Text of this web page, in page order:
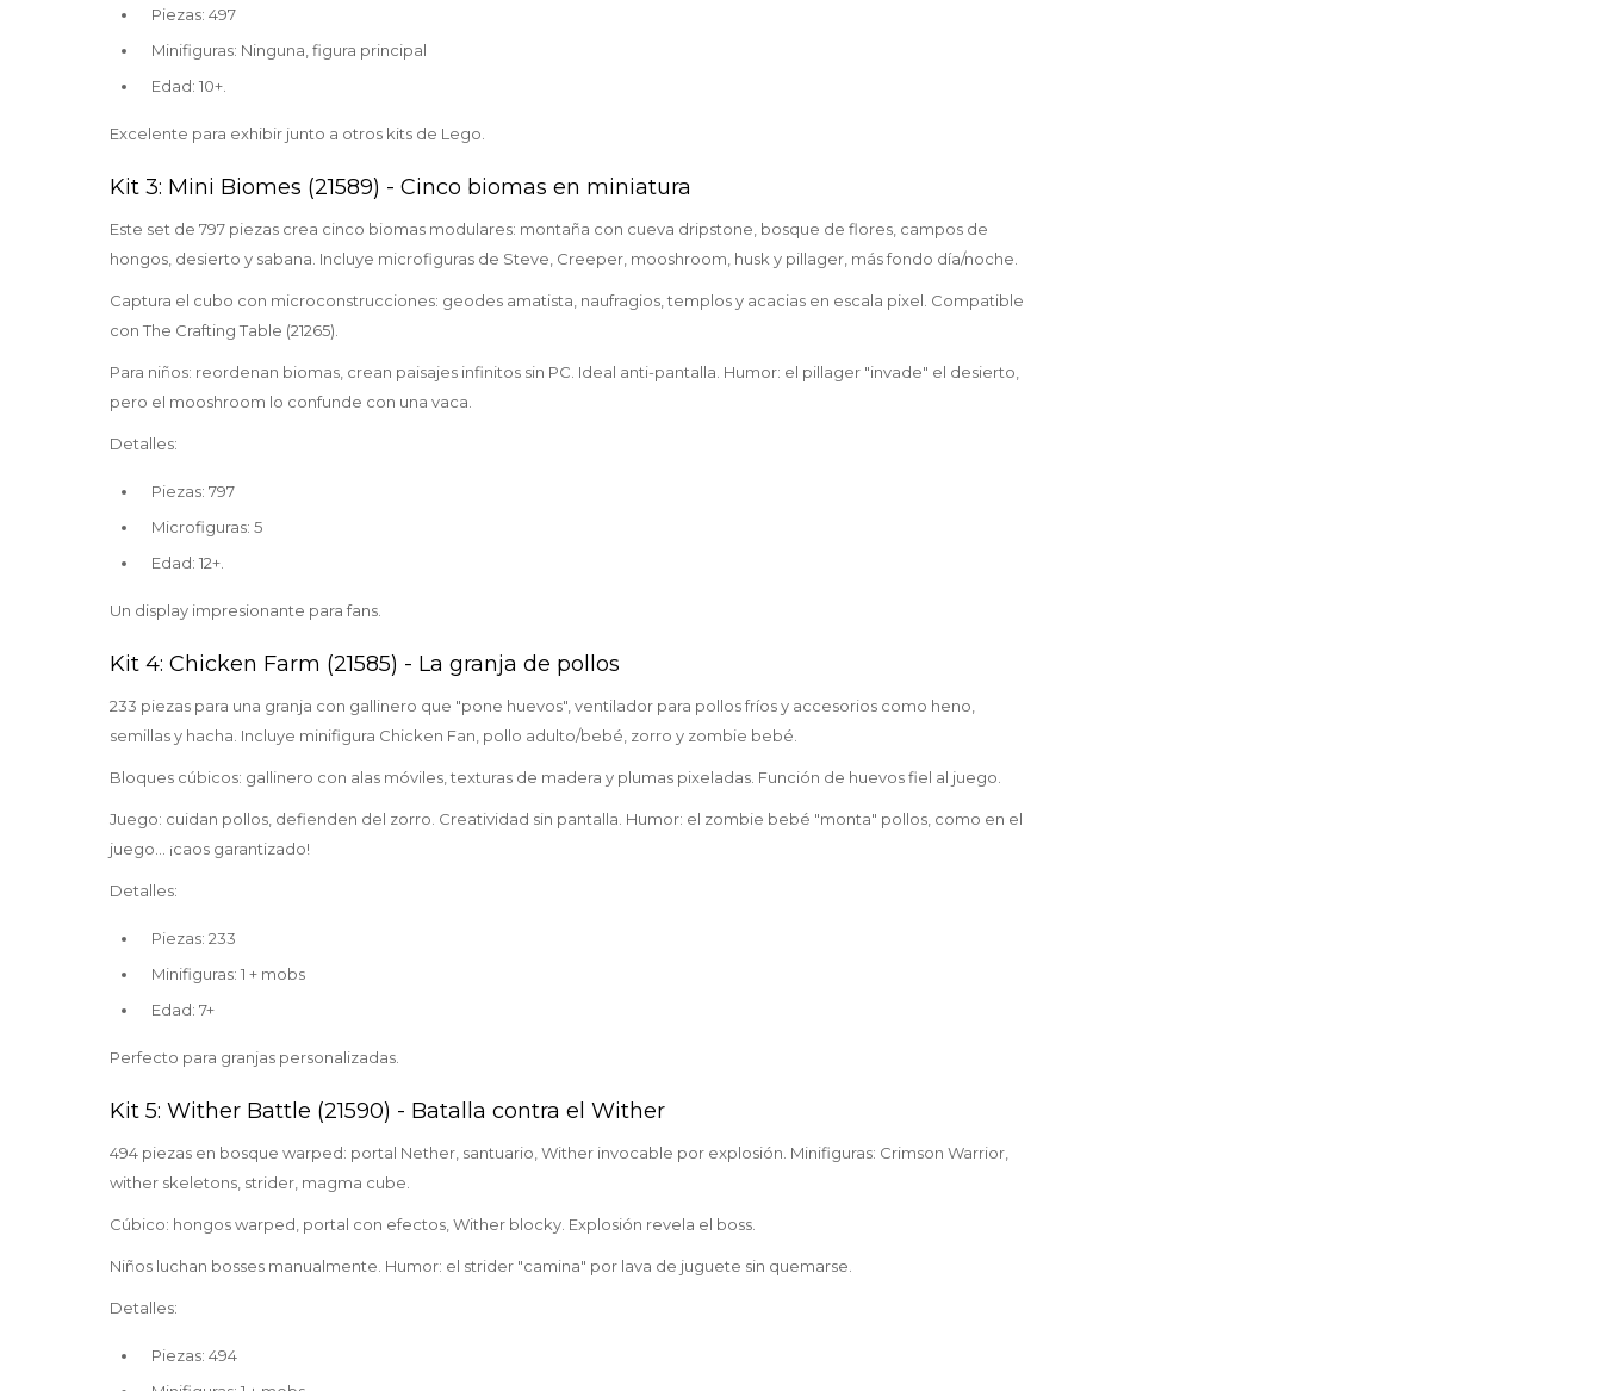
Piezas: 497
Minifiguras: Ninguna, figura principal
Edad: 10+.
Excelente para exhibir junto a otros kits de Lego.
Kit 3: Mini Biomes (21589) - Cinco biomas en miniatura
Este set de 797 piezas crea cinco biomas modulares: montaña con cueva dripstone, bosque de flores, campos de
hongos, desierto y sabana. Incluye microfiguras de Steve, Creeper, mooshroom, husk y pillager, más fondo día/noche.
Captura el cubo con microconstrucciones: geodes amatista, naufragios, templos y acacias en escala pixel. Compatible
con The Crafting Table (21265).
Para niños: reordenan biomas, crean paisajes infinitos sin PC. Ideal anti-pantalla. Humor: el pillager "invade" el desierto,
pero el mooshroom lo confunde con una vaca.
Detalles:
Piezas: 797
Microfiguras: 5
Edad: 12+.
Un display impresionante para fans.
Kit 4: Chicken Farm (21585) - La granja de pollos
233 piezas para una granja con gallinero que "pone huevos", ventilador para pollos fríos y accesorios como heno,
semillas y hacha. Incluye minifigura Chicken Fan, pollo adulto/bebé, zorro y zombie bebé.
Bloques cúbicos: gallinero con alas móviles, texturas de madera y plumas pixeladas. Función de huevos fiel al juego.
Juego: cuidan pollos, defienden del zorro. Creatividad sin pantalla. Humor: el zombie bebé "monta" pollos, como en el
juego... ¡caos garantizado!
Detalles:
Piezas: 233
Minifiguras: 1 + mobs
Edad: 7+
Perfecto para granjas personalizadas.
Kit 5: Wither Battle (21590) - Batalla contra el Wither
494 piezas en bosque warped: portal Nether, santuario, Wither invocable por explosión. Minifiguras: Crimson Warrior,
wither skeletons, strider, magma cube.
Cúbico: hongos warped, portal con efectos, Wither blocky. Explosión revela el boss.
Niños luchan bosses manualmente. Humor: el strider "camina" por lava de juguete sin quemarse.
Detalles:
Piezas: 494